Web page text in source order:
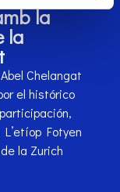
la
la
Chelangat
el histórico
Fotyen
la Zurich